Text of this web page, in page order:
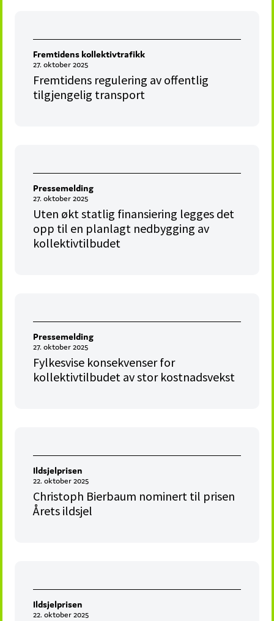
Fremtidens kollektivtrafikk
27. oktober 2025
Fremtidens regulering av offentlig
tilgjengelig transport
Pressemelding
27. oktober 2025
Uten økt statlig finansiering legges det
opp til en planlagt nedbygging av
kollektivtilbudet
Pressemelding
27. oktober 2025
Fylkesvise konsekvenser for
kollektivtilbudet av stor kostnadsvekst
Ildsjelprisen
22. oktober 2025
Christoph Bierbaum nominert til prisen
Årets ildsjel
Ildsjelprisen
22. oktober 2025